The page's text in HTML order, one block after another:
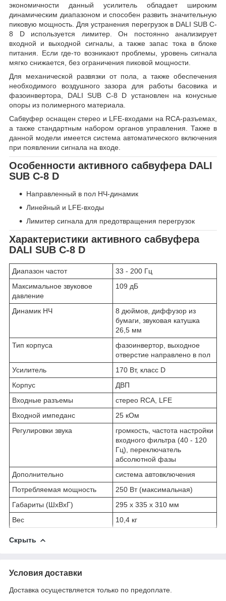
экономичности данный усилитель обладает широким
динамическим диапазоном и способен развить значительную
пиковую мощность. Для устранения перегрузок в DALI SUB C-
8 D используется лимитер. Он постоянно анализирует
входной и выходной сигналы, а также запас тока в блоке
питания. Если где-то возникают проблемы, уровень сигнала
мягко снижается, без ограничения пиковой мощности.
Для механической развязки от пола, а также обеспечения
необходимого воздушного зазора для работы басовика и
фазоинвертора, DALI SUB C-8 D установлен на конусные
опоры из полимерного материала.
Сабвуфер оснащен стерео и LFE-входами на RCA-разъемах,
а также стандартным набором органов управления. Также в
данной модели имеется система автоматического включения
при появлении сигнала на входе.
Особенности активного сабвуфера DALI
SUB C-8 D
Направленный в пол НЧ-динамик
Линейный и LFE-входы
Лимитер сигнала для предотвращения перегрузок
Характеристики активного сабвуфера
DALI SUB C-8 D
Диапазон частот
33 - 200 Гц
Максимальное звуковое
давление
109 дБ
Динамик НЧ
8 дюймов, диффузор из
бумаги, звуковая катушка
26,5 мм
Тип корпуса
фазоинвертор, выходное
отверстие направлено в пол
Усилитель
170 Вт, класс D
Корпус
ДВП
Входные разъемы
стерео RCA, LFE
Входной импеданс
25 кОм
Регулировки звука
громкость, частота настройки
входного фильтра (40 - 120
Гц), переключатель
абсолютной фазы
Дополнительно
система автовключения
Потребляемая мощность
250 Вт (максимальная)
Габариты (ШхВхГ)
295 x 335 x 310 мм
Вес
10,4 кг
Скрыть
Условия доставки
Доставка осуществляется только по предоплате.